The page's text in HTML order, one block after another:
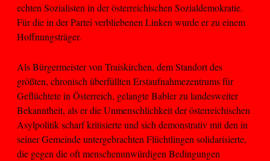
echten Sozialisten in der österreichischen Sozialdemokratie.
Für die in der Partei verbliebenen Linken wurde er zu einem
Hoffnungsträger.
Als Bürgermeister von Traiskirchen, dem Standort des
größten, chronisch überfüllten Erstaufnahmezentrums für
Geflüchtete in Österreich, gelangte Babler zu landesweiter
Bekanntheit, als er die Unmenschlichkeit der österreichischen
Asylpolitik scharf kritisierte und sich demonstrativ mit den in
seiner Gemeinde untergebrachten Flüchtlingen solidarisierte,
die gegen die oft menschenunwürdigen Bedingungen